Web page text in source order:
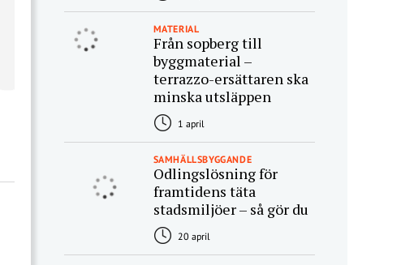
MATERIAL
Från sopberg till
byggmaterial –
terrazzo-ersättaren ska
minska utsläppen
1 april
SAMHÄLLSBYGGANDE
Odlingslösning för
framtidens täta
stadsmiljöer – så gör du
20 april